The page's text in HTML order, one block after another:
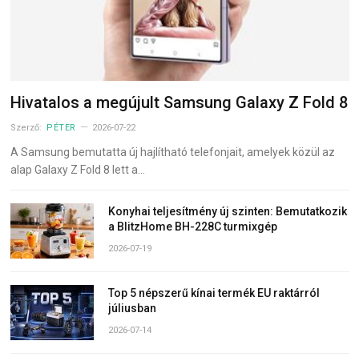
Hivatalos a megújult Samsung Galaxy Z Fold 8
Szerző: PÉTER 2026-07-22
A Samsung bemutatta új hajlítható telefonjait, amelyek közül az
alap Galaxy Z Fold 8 lett a…
Konyhai teljesítmény új szinten: Bemutatkozik
a BlitzHome BH-228C turmixgép
2026-07-19
Top 5 népszerű kínai termék EU raktárról
júliusban
2026-07-14